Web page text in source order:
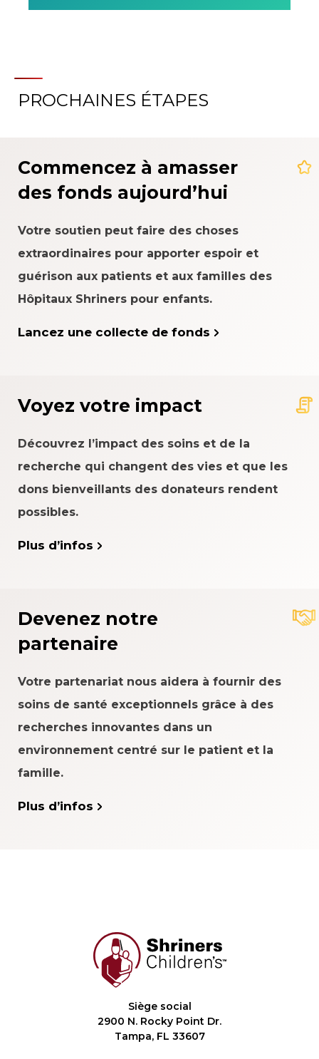
PROCHAINES ÉTAPES
Commencez à amasser
des fonds aujourd’hui
Votre soutien peut faire des choses
extraordinaires pour apporter espoir et
guérison aux patients et aux familles des
Hôpitaux Shriners pour enfants.
Lancez une collecte de fonds
Voyez votre impact
Découvrez l’impact des soins et de la
recherche qui changent des vies et que les
dons bienveillants des donateurs rendent
possibles.
Plus d’infos
Devenez notre
partenaire
Votre partenariat nous aidera à fournir des
soins de santé exceptionnels grâce à des
recherches innovantes dans un
environnement centré sur le patient et la
famille.
Plus d’infos
Siège social
2900 N. Rocky Point Dr.
Tampa, FL 33607